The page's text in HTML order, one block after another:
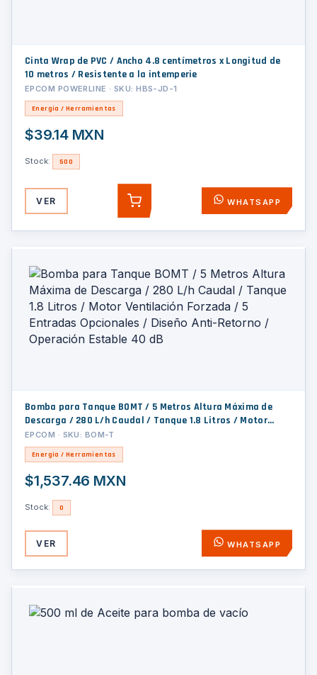
Cinta Wrap de PVC / Ancho 4.8 centímetros x Longitud de
10 metros / Resistente a la intemperie
EPCOM POWERLINE · SKU: HBS-JD-1
Energía / Herramientas
$39.14 MXN
Stock: 500
VER AGREGAR WHATSAPP
Bomba para Tanque BOMT / 5 Metros Altura Máxima de
Descarga / 280 L/h Caudal / Tanque 1.8 Litros / Motor
Ventilación Forzada / 5 Entradas Opcionales / Diseño Anti-
Retorno / Operación Estable 40 dB
EPCOM · SKU: BOM-T
Energía / Herramientas
$1,537.46 MXN
Stock: 0
VER WHATSAPP